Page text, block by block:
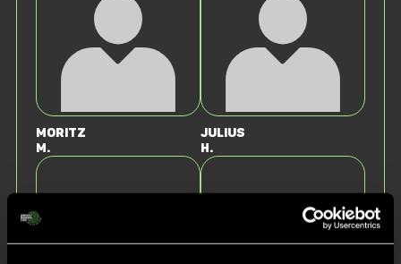
Moritz
M.
Julius
H.